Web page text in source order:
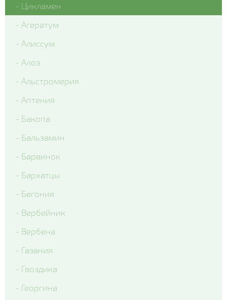
- Spring Matrix Blue Wing
- Xtrada Pink Shades With Blotch
- Matrix Red Blotch
- Cello Deep Orange Blotch
- Colossus Tricolor
- Matrix Lavender Shades
- Matrix Ocean
- Matrix Rose Wing
- Matrix True Blue
- Matrix White Blotch
- Вся виола
- Цикламен
- Агератум
- Алиссум
- Алоэ
- Альстромерия
- Аптения
- Бакопа
- Бальзамин
- Барвинок
- Бархатцы
- Бегония
- Вербейник
- Вербена
- Газания
- Гвоздика
- Георгина